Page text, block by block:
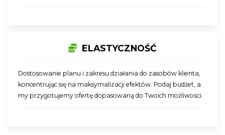
ELASTYCZNOŚĆ
Dostosowanie planu i zakresu działania do zasobów klienta,
koncentrując się na maksymalizacji efektów. Podaj budżet, a
my przygotujemy ofertę dopasowaną do Twoich możliwości.